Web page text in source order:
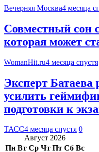
Вечерняя Москва4 месяца
Совместный сон
которая может
WomanHit.ru4 месяца спустя
Эксперт Батаева
усилить
подготовки к
ТАСС4 месяца спустя 0
Август 2026
Пн Вт Ср Чт Пт Сб Вс